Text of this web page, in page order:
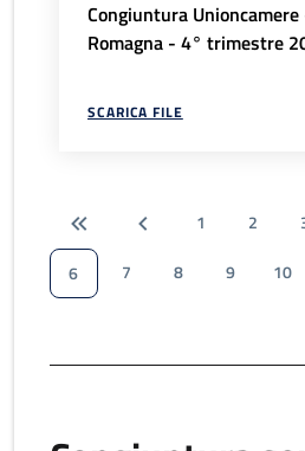
Congiuntura
Romagna - 4° trimestre
SCARICA FILE
1 2
6
7 8 9 10